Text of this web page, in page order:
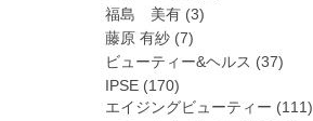
福島 美有 (3)
藤原 有紗 (7)
ビューティー&ヘルス (37)
IPSE (170)
エイジングビューティー (111)